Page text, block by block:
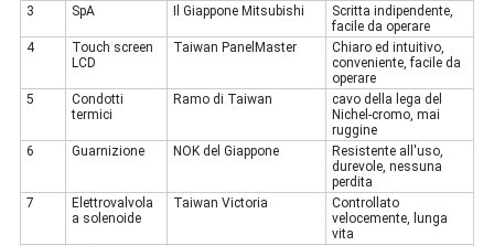
3
SpA Il Giappone Mitsubishi
Scritta indipendente,
facile da operare
4
Touch screen
LCD
Taiwan PanelMaster
Chiaro ed intuitivo,
conveniente, facile da
operare
5
Condotti
termici
Ramo di Taiwan
cavo della lega del
Nichel-cromo, mai
ruggine
6
Guarnizione NOK del Giappone
Resistente all'uso,
durevole, nessuna
perdita
7
Elettrovalvola
a solenoide
Taiwan Victoria
Controllato
velocemente, lunga
vita